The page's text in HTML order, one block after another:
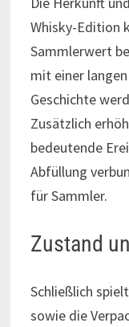
Whisky-Edition
Sammlerwert
mit einer
Geschichte
Zusätzlich
bedeutende
Abfüllung
für Sammler.
Zustand
Schließlich
sowie die